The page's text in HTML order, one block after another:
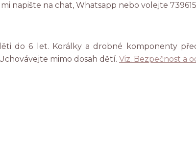
napište na chat, Whatsapp nebo volejte
do 6 let. Korálky a drobné komponenty
mimo dosah dětí. Viz. Bezpečnost a